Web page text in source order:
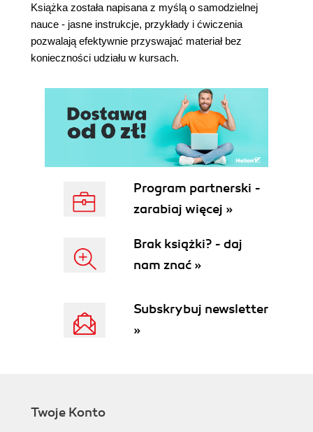
Sprawdź się - rozbudowa widoku stref
czasowych (82)
Podsumowanie (82)
Rozdział 3. Tworzenie widoków w JFace (83)
Dlaczego JFace? (83)
Tworzenie widoków TreeViewer (84)
Kroki do wykonania - tworzenie obiektu
TreeViewer (84)
Kroki do wykonania - JFace i obrazy (88)
Kroki do wykonania - style w dostawcy
Quiz - podstawy JFace (93)
Sprawdź się - dodanie obrazów dla regionów
Sortowanie i filtracja (93)
Kroki do wykonania - sortowanie elementów
Kroki do wykonania - filtrowanie elementów w
widoku (95)
Quiz - sortowanie i filtracja (97)
Książka została napisana z myślą o samodzielnej
nauce - jasne instrukcje, przykłady i ćwiczenia
pozwalają efektywnie przyswajać materiał bez
konieczności udziału w kursach.
Program partnerski -
zarabiaj więcej »
Brak książki? - daj
nam znać »
Subskrybuj newsletter
»
Twoje Konto